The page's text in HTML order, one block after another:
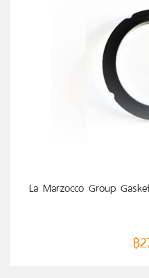
La Marzocco Group
฿